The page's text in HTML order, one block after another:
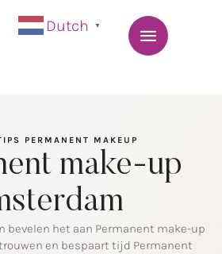
Dutch ▼
PERMANENT MAKEUP
make-up
bevelen het aan Permanent make-up
en bespaart tijd Permanent